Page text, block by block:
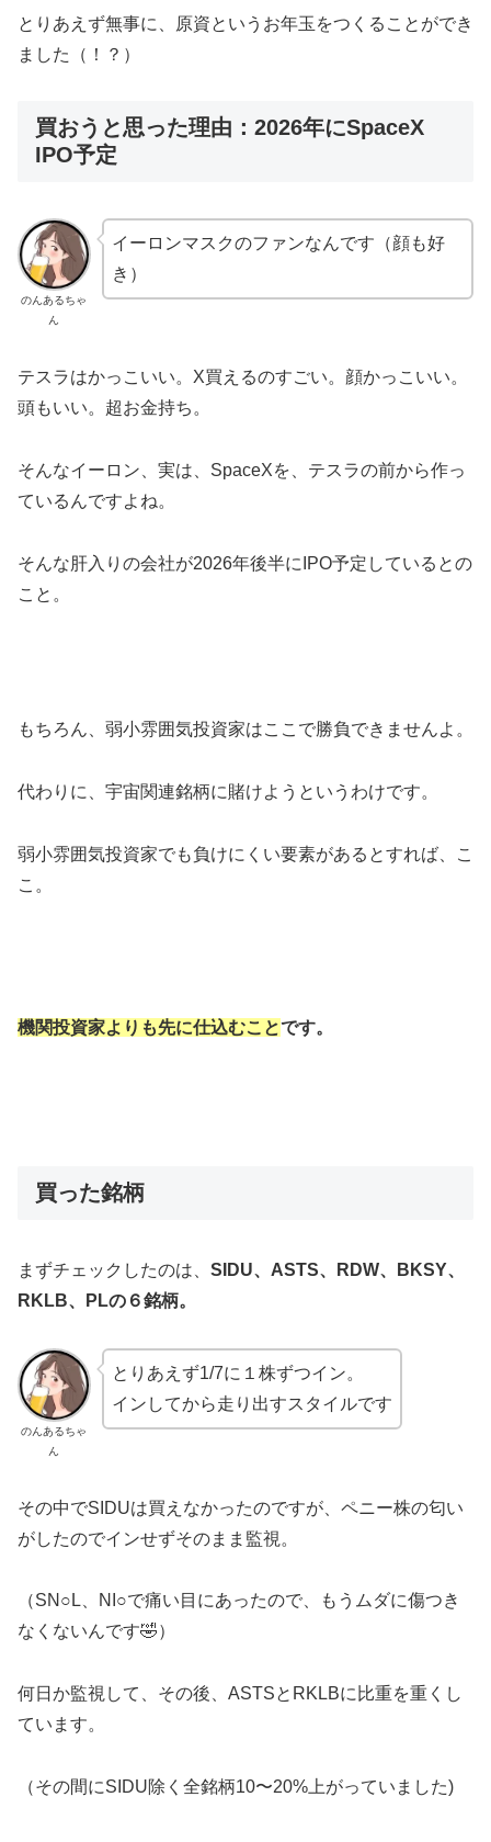
とりあえず無事に、原資というお年玉をつくることができ
ました（！？）
買おうと思った理由：2026年にSpaceX
IPO予定
のんあるちゃ
ん
イーロンマスクのファンなんです（顔も好
き）
テスラはかっこいい。X買えるのすごい。顔かっこいい。
頭もいい。超お金持ち。
そんなイーロン、実は、SpaceXを、テスラの前から作っ
ているんですよね。
そんな肝入りの会社が2026年後半にIPO予定しているとの
こと。
もちろん、弱小雰囲気投資家はここで勝負できませんよ。
代わりに、宇宙関連銘柄に賭けようというわけです。
弱小雰囲気投資家でも負けにくい要素があるとすれば、こ
こ。
機関投資家よりも先に仕込むことです。
買った銘柄
まずチェックしたのは、 SIDU、ASTS、RDW、BKSY、
RKLB、PLの６銘柄。
のんあるちゃ
ん
とりあえず1/7に１株ずつイン。
インしてから走り出すスタイルです
その中でSIDUは買えなかったのですが、ペニー株の匂い
がしたのでインせずそのまま監視。
（SN○L、NI○で痛い目にあったので、もうムダに傷つき
なくないんです🤣）
何日か監視して、その後、ASTSとRKLBに比重を重くし
ています。
（その間にSIDU除く全銘柄10〜20%上がっていました)